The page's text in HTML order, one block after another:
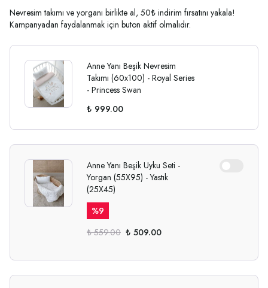
Nevresim takımı ve yorganı birlikte al, 50₺ indirim fırsatını yakala!
Kampanyadan faydalanmak için buton aktif olmalıdır.
Anne Yanı Beşik Nevresim
Takımı (60x100) - Royal Series
- Princess Swan
₺ 999.00
Anne Yanı Beşik Uyku Seti -
Yorgan (55X95) - Yastık
(25X45)
%9
₺ 559.00 ₺ 509.00